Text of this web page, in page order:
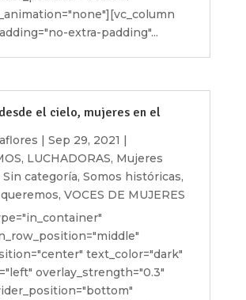
extra-padding"...
el cielo, mujeres en el
| Sep 29, 2021 |
, LUCHADORAS, Mujeres
Sin categoría, Somos históricas,
, VOCES DE MUJERES
text_color="dark"
overlay_strength="0.3"